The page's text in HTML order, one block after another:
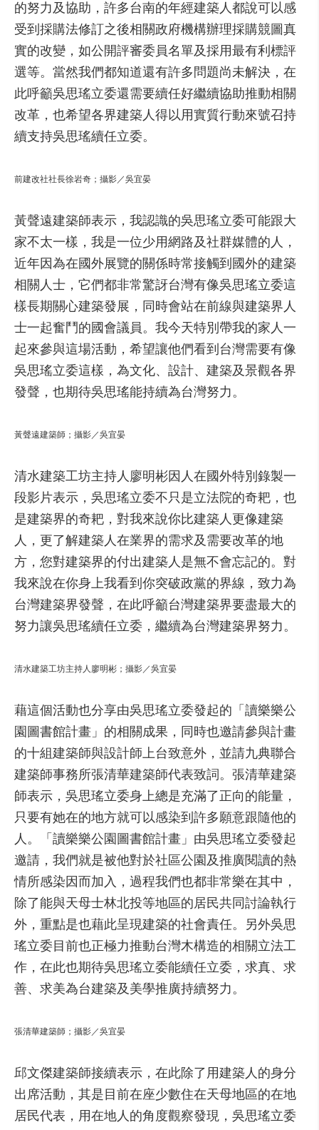
的努力及協助，許多台南的年經建築人都說可以感
受到採購法修訂之後相關政府機構辦理採購競圖真
實的改變，如公開評審委員名單及採用最有利標評
選等。當然我們都知道還有許多問題尚未解決，在
此呼籲吳思瑤立委還需要續任好繼續協助推動相關
改革，也希望各界建築人得以用實質行動來號召持
續支持吳思瑤續任立委。
前建改社社長徐岩奇；攝影／吳宜晏
黃聲遠建築師表示，我認識的吳思瑤立委可能跟大
家不太一樣，我是一位少用網路及社群媒體的人，
近年因為在國外展覽的關係時常接觸到國外的建築
相關人士，它們都非常驚訝台灣有像吳思瑤立委這
樣長期關心建築發展，同時會站在前線與建築界人
士一起奮鬥的國會議員。我今天特別帶我的家人一
起來參與這場活動，希望讓他們看到台灣需要有像
吳思瑤立委這樣，為文化、設計、建築及景觀各界
發聲，也期待吳思瑤能持續為台灣努力。
黃聲遠建築師；攝影／吳宜晏
清水建築工坊主持人廖明彬因人在國外特別錄製一
段影片表示，吳思瑤立委不只是立法院的奇耙，也
是建築界的奇耙，對我來說你比建築人更像建築
人，更了解建築人在業界的需求及需要改革的地
方，您對建築界的付出建築人是無不會忘記的。對
我來說在你身上我看到你突破政黨的界線，致力為
台灣建築界發聲，在此呼籲台灣建築界要盡最大的
努力讓吳思瑤續任立委，繼續為台灣建築界努力。
清水建築工坊主持人廖明彬；攝影／吳宜晏
藉這個活動也分享由吳思瑤立委發起的「讀樂樂公
園圖書館計畫」的相關成果，同時也邀請參與計畫
的十組建築師與設計師上台致意外，並請九典聯合
建築師事務所張清華建築師代表致詞。張清華建築
師表示，吳思瑤立委身上總是充滿了正向的能量，
只要有她在的地方就可以感染到許多願意跟隨他的
人。「讀樂樂公園圖書館計畫」由吳思瑤立委發起
邀請，我們就是被他對於社區公園及推廣閱讀的熱
情所感染因而加入，過程我們也都非常樂在其中，
除了能與天母士林北投等地區的居民共同討論執行
外，重點是也藉此呈現建築的社會責任。另外吳思
瑤立委目前也正極力推動台灣木構造的相關立法工
作，在此也期待吳思瑤立委能續任立委，求真、求
善、求美為台建築及美學推廣持續努力。
張清華建築師；攝影／吳宜晏
邱文傑建築師接續表示，在此除了用建築人的身分
出席活動，其是目前在座少數住在天母地區的在地
居民代表，用在地人的角度觀察發現，吳思瑤立委